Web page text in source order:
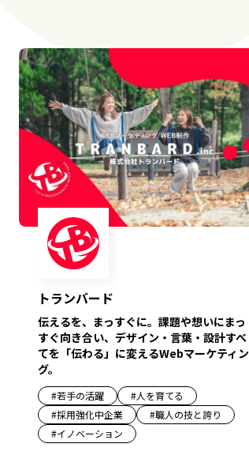
トランバード
伝えるを、まっすぐに。課題や想いにまっ
すぐ向き合い、デザイン・言葉・設計すべ
てを「伝わる」に変えるWebマーケティン
グ。
#若手の活躍 #人を育てる
#採用強化中企業 #職人の技と誇り
#イノベーション